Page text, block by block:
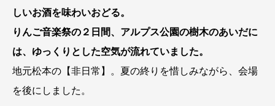
しいお酒を味わいおどる。
りんご音楽祭の２日間、アルプス公園の樹木のあいだに
は、ゆっくりとした空気が流れていました。
地元松本の【非日常】。夏の終りを惜しみながら、会場
を後にしました。